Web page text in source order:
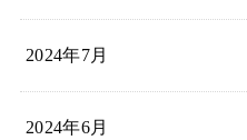
2024年7月
2024年6月